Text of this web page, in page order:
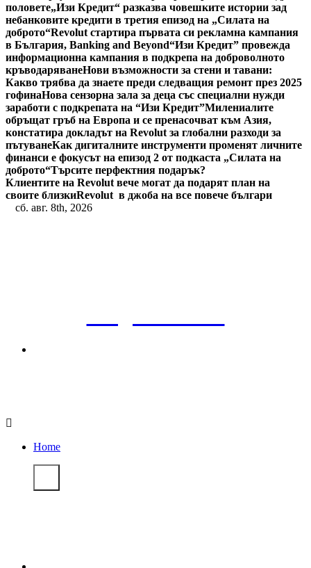
половете„Изи Кредит“ разказва човешките истории зад
небанковите кредити в третия епизод на „Силата на
доброто“Revolut стартира първата си рекламна кампания
в България, Banking and Beyond“Изи Кредит” провежда
информационна кампания в подкрепа на доброволното
кръводаряванеНови възможности за стени и тавани:
Какво трябва да знаете преди следващия ремонт през 2025
гофинаНова сензорна зала за деца със специални нужди
заработи с подкрепата на “Изи Кредит”Милениалите
обръщат гръб на Европа и се пренасочват към Азия,
констатира докладът на Revolut за глобални разходи за
пътуванеКак дигиталните инструменти променят личните
финанси е фокусът на епизод 2 от подкаста „Силата на
доброто“Търсите перфектния подарък?
Клиентите на Revolut вече могат да подарят план на
своите близкиRevolut в джоба на все повече българи
сб. авг. 8th, 2026
Home